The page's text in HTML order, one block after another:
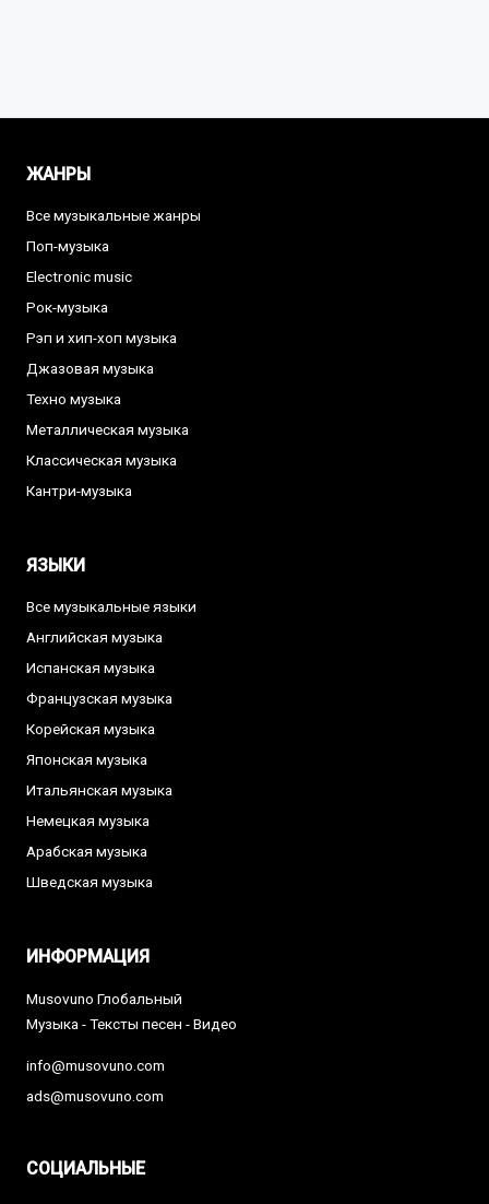
ЖАНРЫ
Все музыкальные жанры
Поп-музыка
Electronic music
Рок-музыка
Рэп и хип-хоп музыка
Джазовая музыка
Техно музыка
Металлическая музыка
Классическая музыка
Кантри-музыка
ЯЗЫКИ
Все музыкальные языки
Английская музыка
Испанская музыка
Французская музыка
Корейская музыка
Японская музыка
Итальянская музыка
Немецкая музыка
Арабская музыка
Шведская музыка
ИНФОРМАЦИЯ
Musovuno Глобальный
Музыка - Тексты песен - Видео
info@musovuno.com
ads@musovuno.com
СОЦИАЛЬНЫЕ